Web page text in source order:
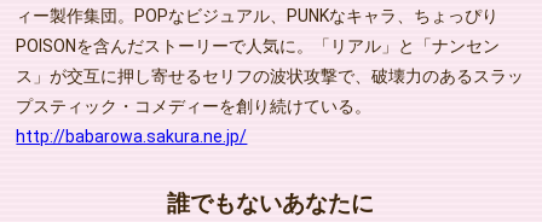
ィー製作集団。POPなビジュアル、PUNKなキャラ、ちょっぴり
POISONを含んだストーリーで人気に。「リアル」と「ナンセン
ス」が交互に押し寄せるセリフの波状攻撃で、破壊力のあるスラッ
プスティック・コメディーを創り続けている。
http://babarowa.sakura.ne.jp/
誰でもないあなたに